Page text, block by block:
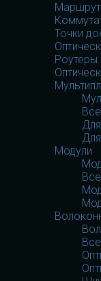
Точки
Роутеры
Все
Модули
Все
Все